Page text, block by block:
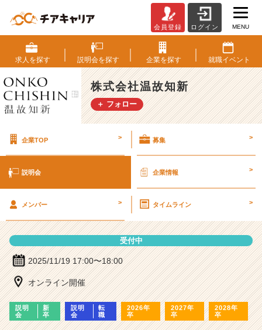
式
会
社
温
故
知
明
細
ー・
企
業
会員登録 ログイン MENU
求人を探す 説明会を探す 企業を探す 就職イベント
株式会社温故知新
＋ フォロー
企業TOP > 募集 >
説明会 企業情報 >
メンバー > タイムライン >
受付中
2025/11/19 17:00〜18:00
オンライン開催
説明
会
新
卒
説明
会
転
職
2026年
卒
2027年
卒
2028年
卒